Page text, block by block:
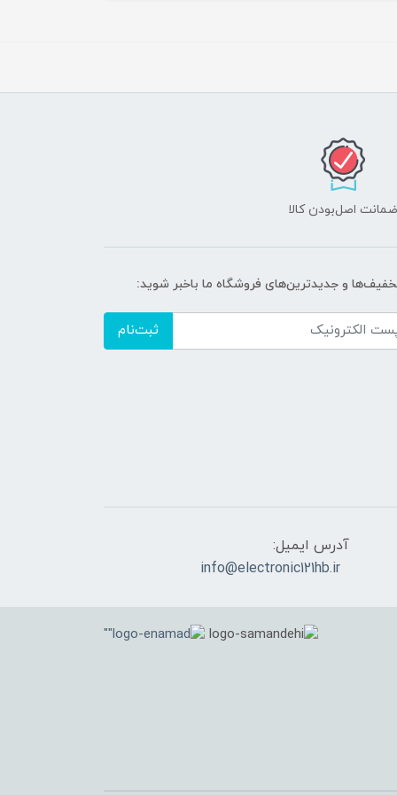
ضمانت اصل‌بودن کالا
و جدیدترین‌های فروشگاه ما باخبر شوید:
ثبت‌نام
آدرس ایمیل:
info@electronic121hb.ir